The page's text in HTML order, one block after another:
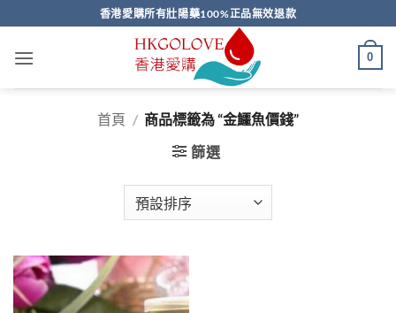
to
content
香港愛購所有壯陽藥100%正品無效退款
0
首頁 / 商品標籤為 “金鱷魚價錢”
篩選